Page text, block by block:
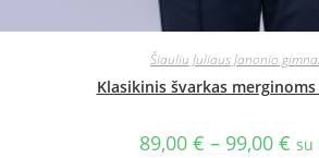
Šiauliu Juliaus Janonio
Klasikinis švarkas
89,00 € – 99,00 € su